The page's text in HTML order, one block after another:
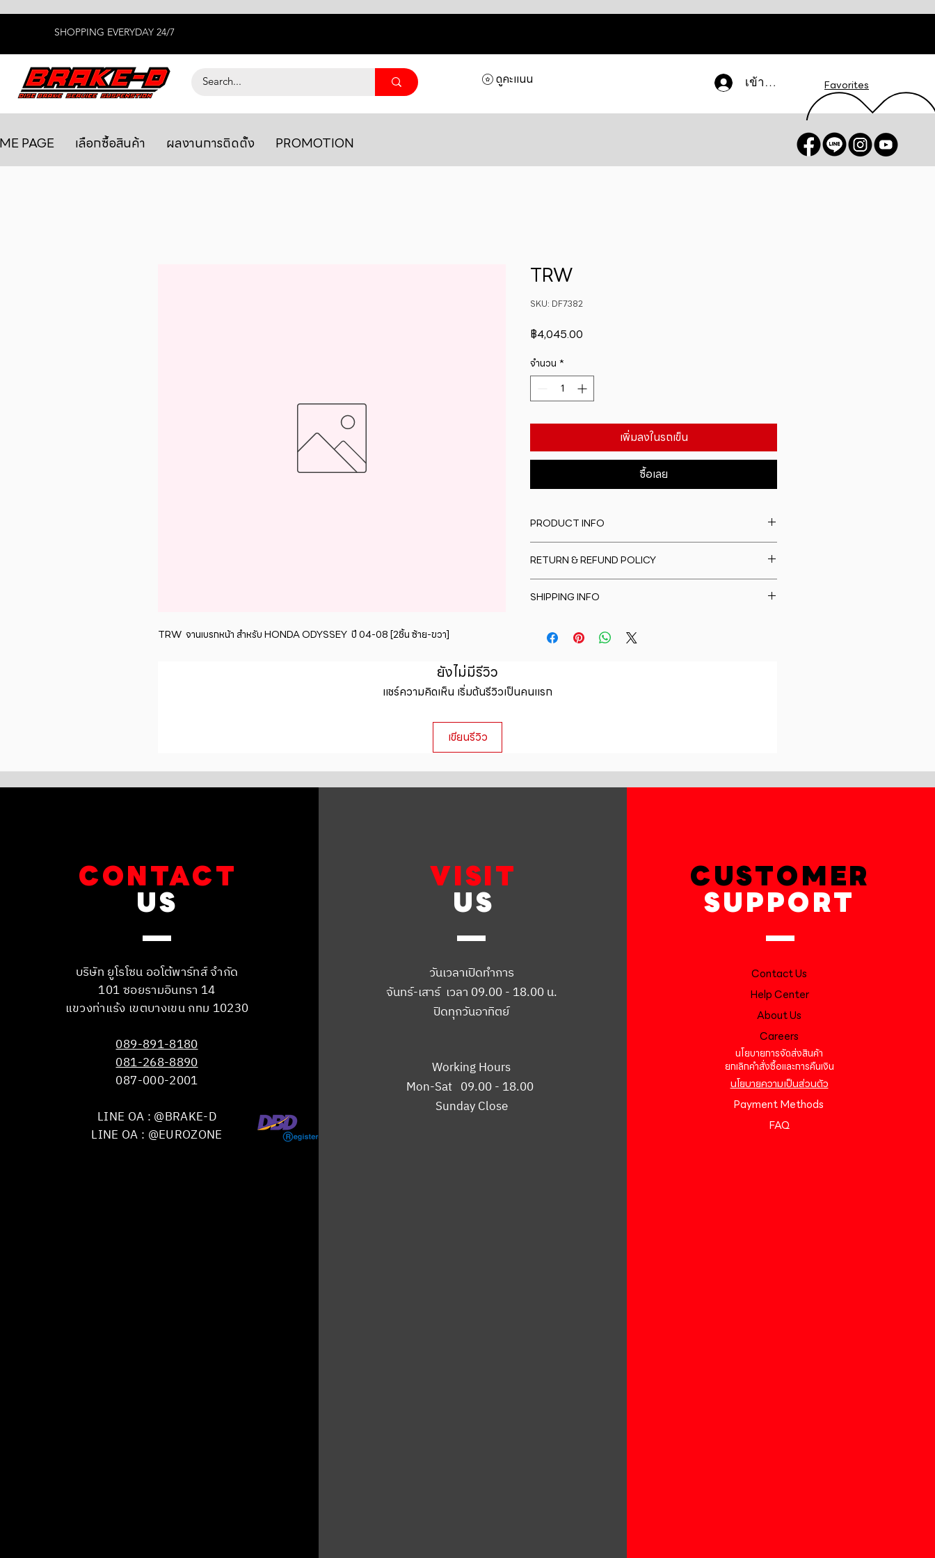
SHOPPING EVERYDAY 24/7
เข้าสู่ระบบ Favorites
ดูคะแนน
PAGE เลือกซื้อสินค้า ผลงานการติดตั้ง PROMOTION
TRW  จานเบรกหน้า สำหรับ HONDA ODYSSEY  ปี 04-08 [2ชิ้น ซ้าย-ขวา]
TRW
SKU: DF7382
฿4,045.00
จำนวน *
เพิ่มลงในรถเข็น
ซื้อเลย
PRODUCT INFO
information about your product such as sizing,
material, care and cleaning instructions. This is also a
great space to write what makes this product
RETURN & REFUND POLICY
to let your customers know what to do in case they
straightforward refund or exchange policy is a great
way to build trust and reassure your customers that
SHIPPING INFO
information about your shipping methods,
can buy from you with confidence.
ยังไม่มีรีวิว
แชร์ความคิดเห็น เริ่มต้นรีวิวเป็นคนแรก
เขียนรีวิว
CONTACT
US
บริษัท ยูโรโซน ออโต้พาร์ทส์ จำกัด
101 ซอยรามอินทรา 14
แขวงท่าแร้ง เขตบางเขน กทม 10230
089-891-8180
081-268-8890
087-000-2001
LINE OA : @BRAKE-D
LINE OA : @EUROZONE
VISIT
US
วันเวลาเปิดทำการ
จันทร์-เสาร์ เวลา 09.00 - 18.00 น.
ปิดทุกวันอาทิตย์
Working Hours
Mon-Sat 09.00 - 18.00
Sunday Close
CUSTOMER
SUPPORT
Contact Us
Help Center
About Us
Careers
นโยบายการจัดส่งสินค้า
ยกเลิกคำสั่งซื้อและการคืนเงิน
นโยบายความเป็นส่วนตัว
Payment Methods
FAQ